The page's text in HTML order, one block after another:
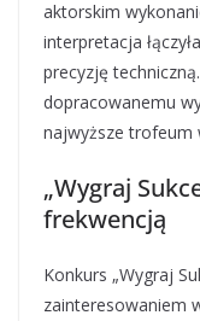
aktorskim
interpretacja
precyzję
dopracowanemu
najwyższe trofeum
„Wygraj
frekwencją
Konkurs „Wygraj
zainteresowaniem